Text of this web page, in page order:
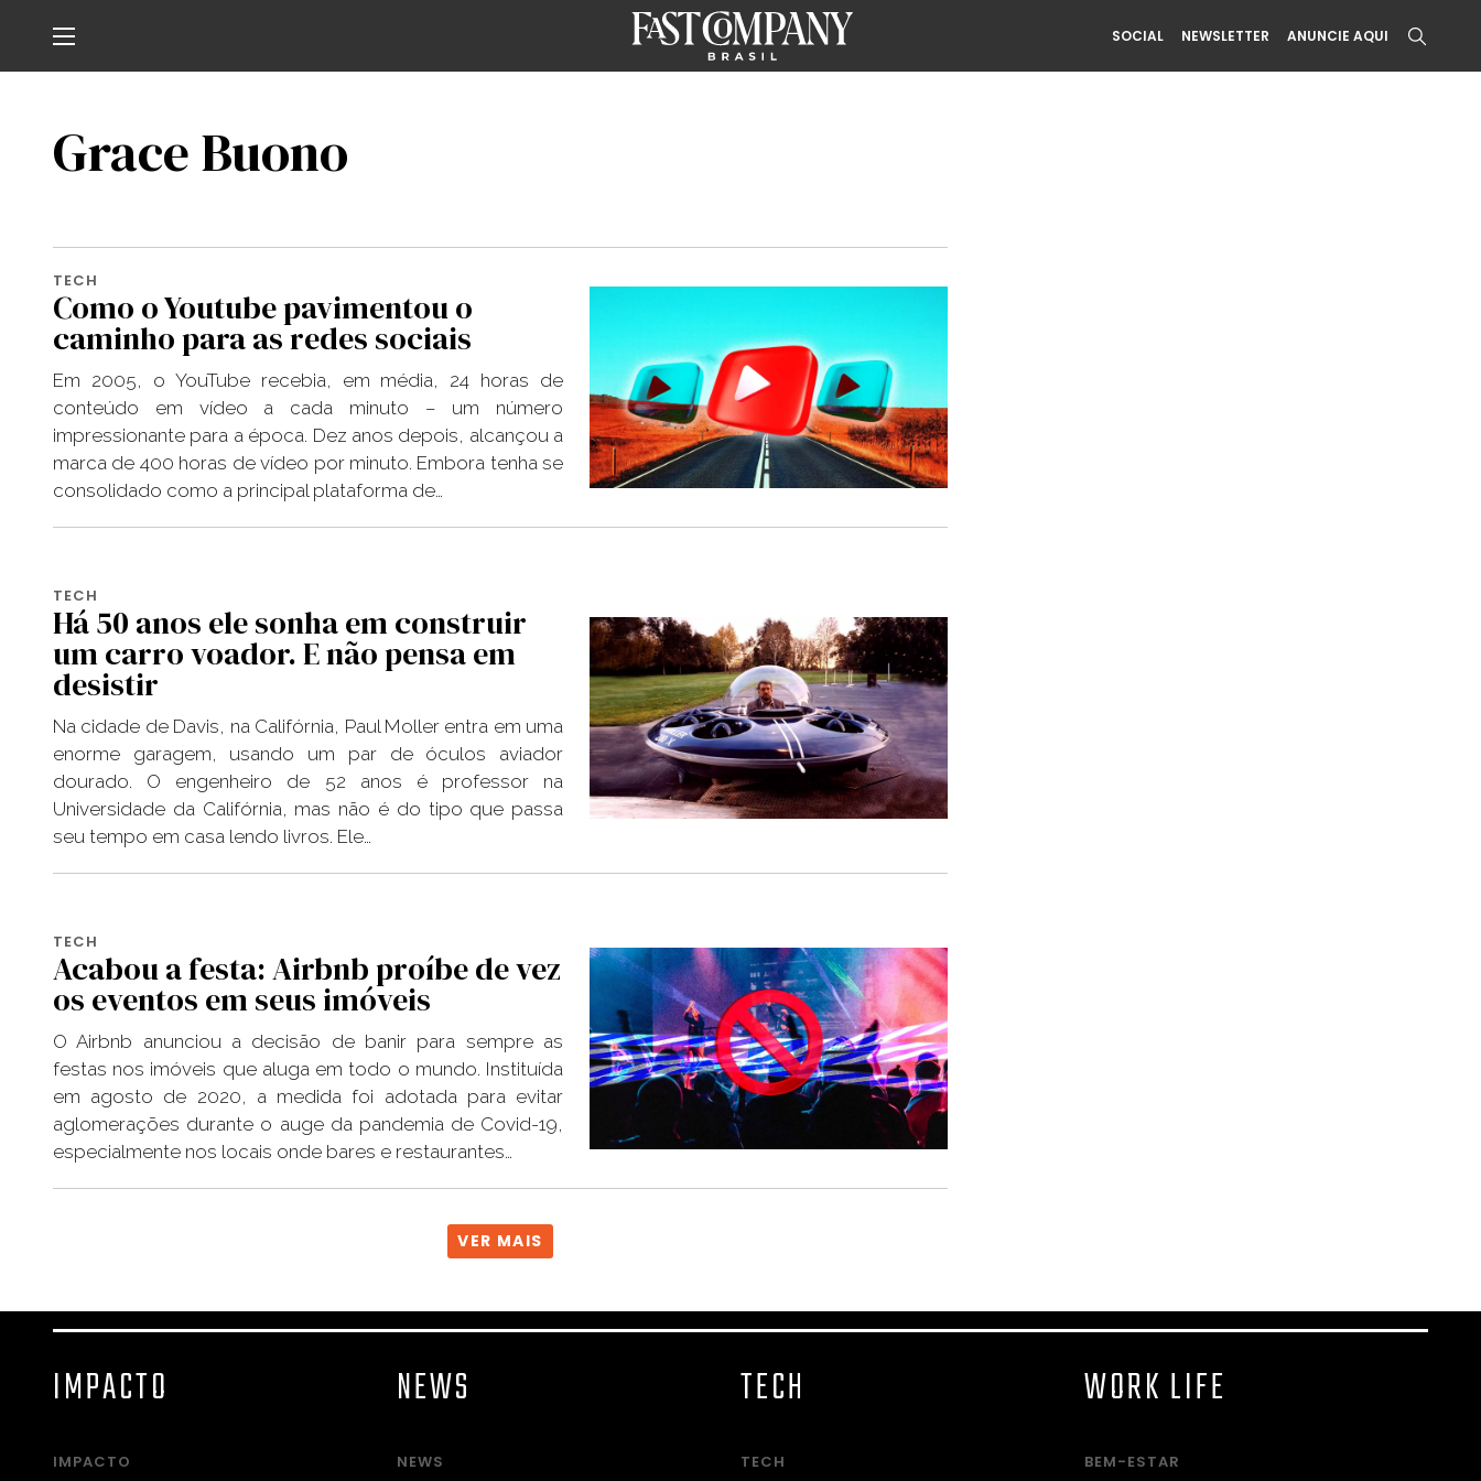
SOCIAL NEWSLETTER ANUNCIE AQUI
Grace Buono
TECH
Como o Youtube pavimentou o
caminho para as redes sociais
Em 2005, o YouTube recebia, em média, 24 horas de
conteúdo em vídeo a cada minuto – um número
impressionante para a época. Dez anos depois, alcançou a
marca de 400 horas de vídeo por minuto. Embora tenha se
consolidado como a principal plataforma de…
TECH
Há 50 anos ele sonha em construir
um carro voador. E não pensa em
desistir
Na cidade de Davis, na Califórnia, Paul Moller entra em uma
enorme garagem, usando um par de óculos aviador
dourado. O engenheiro de 52 anos é professor na
Universidade da Califórnia, mas não é do tipo que passa
seu tempo em casa lendo livros. Ele…
TECH
Acabou a festa: Airbnb proíbe de vez
os eventos em seus imóveis
O Airbnb anunciou a decisão de banir para sempre as
festas nos imóveis que aluga em todo o mundo. Instituída
em agosto de 2020, a medida foi adotada para evitar
aglomerações durante o auge da pandemia de Covid-19,
especialmente nos locais onde bares e restaurantes…
VER MAIS
IMPACTO
IMPACTO
NEWS
NEWS
TECH
TECH
WORK LIFE
BEM-ESTAR